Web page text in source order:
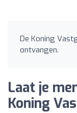
De Koning
ontvangen.
Laat je
Koning